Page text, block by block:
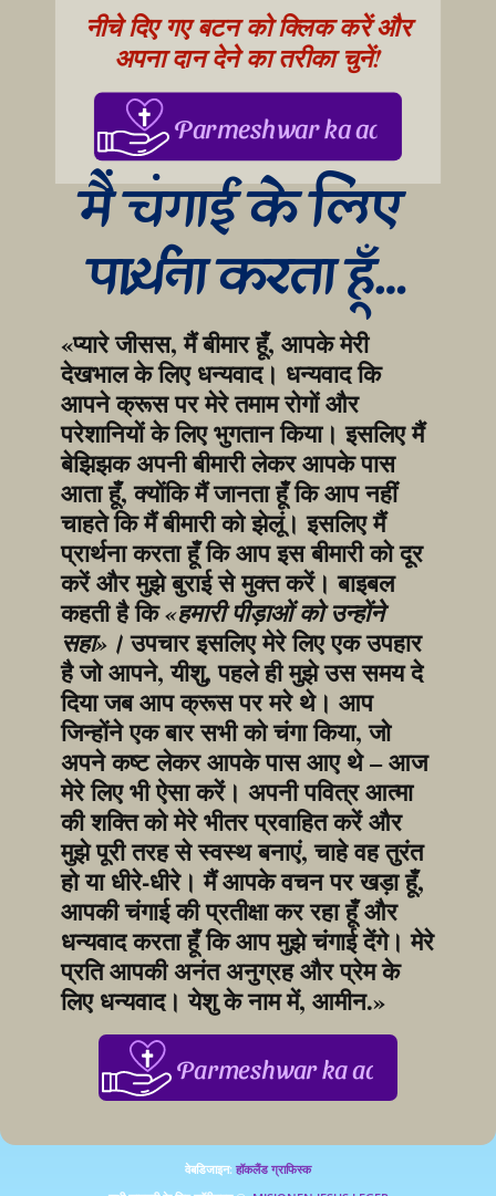
नीचे दिए गए बटन को क्लिक करें और
अपना दान देने का तरीका चुनें!
Parmeshwar ka aabhar,
मैं चंगाई के लिए
प्रार्थना करता हूँ…
«प्यारे जीसस, मैं बीमार हूँ, आपके मेरी
देखभाल के लिए धन्यवाद। धन्यवाद कि
आपने क्रूस पर मेरे तमाम रोगों और
परेशानियों के लिए भुगतान किया। इसलिए मैं
बेझिझक अपनी बीमारी लेकर आपके पास
आता हूँ, क्योंकि मैं जानता हूँ कि आप नहीं
चाहते कि मैं बीमारी को झेलूं। इसलिए मैं
प्रार्थना करता हूँ कि आप इस बीमारी को दूर
करें और मुझे बुराई से मुक्त करें। बाइबल
कहती है कि «हमारी पीड़ाओं को उन्होंने
सहा»। उपचार इसलिए मेरे लिए एक उपहार
है जो आपने, यीशु, पहले ही मुझे उस समय दे
दिया जब आप क्रूस पर मरे थे। आप
जिन्होंने एक बार सभी को चंगा किया, जो
अपने कष्ट लेकर आपके पास आए थे – आज
मेरे लिए भी ऐसा करें। अपनी पवित्र आत्मा
की शक्ति को मेरे भीतर प्रवाहित करें और
मुझे पूरी तरह से स्वस्थ बनाएं, चाहे वह तुरंत
हो या धीरे-धीरे। मैं आपके वचन पर खड़ा हूँ,
आपकी चंगाई की प्रतीक्षा कर रहा हूँ और
धन्यवाद करता हूँ कि आप मुझे चंगाई देंगे। मेरे
प्रति आपकी अनंत अनुग्रह और प्रेम के
लिए धन्यवाद। येशु के नाम में, आमीन.»
Parmeshwar ka aabhar,
वेबडिजाइन: हॉकलैंड ग्राफिस्क